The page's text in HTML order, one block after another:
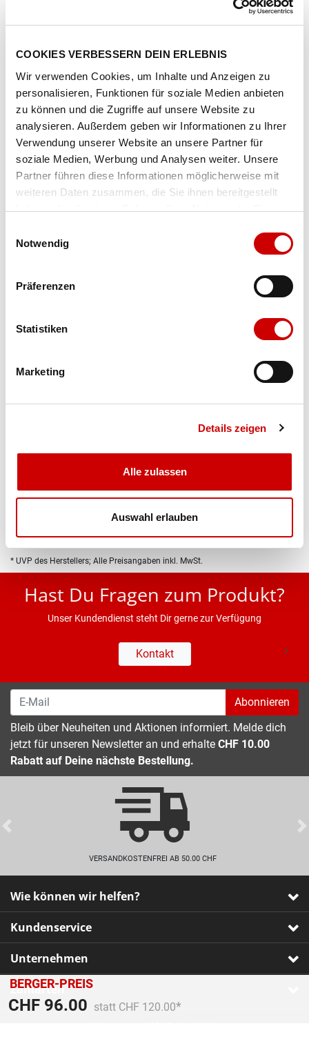
COOKIES VERBESSERN DEIN ERLEBNIS
Wir verwenden Cookies, um Inhalte und Anzeigen zu
personalisieren, Funktionen für soziale Medien anbieten
zu können und die Zugriffe auf unsere Website zu
analysieren. Außerdem geben wir Informationen zu Ihrer
Verwendung unserer Website an unsere Partner für
soziale Medien, Werbung und Analysen weiter. Unsere
Partner führen diese Informationen möglicherweise mit
weiteren Daten zusammen, die Sie ihnen bereitgestellt
haben oder die sie im Rahmen Ihrer Nutzung der Dienste
Notwendig
Präferenzen
Statistiken
Marketing
Details zeigen
Alle zulassen
Auswahl erlauben
Artikel-Nr.288846-petrol-blue-mint-green
Farbe petrol blue/mint green
BERGER-PREIS
CHF 96.00 Preis reduziert von
statt CHF 120.00
An
IN DEN WARENKORB
Bis 17:00 Uhr bestellen: morgen geliefert - ab CHF 50.00
Produktbeschreibung
* UVP des Herstellers; Alle Preisangaben inkl. MwSt.
Hast Du Fragen zum Produkt?
Unser Kundendienst steht Dir gerne zur Verfügung
Kontakt
Abonnieren
Bleib über Neuheiten und Aktionen informiert. Melde dich
jetzt für unseren Newsletter an und erhalte CHF 10.00
Rabatt auf Deine nächste Bestellung.
VERSANDKOSTENFREI AB 50.00 CHF
Previous
Wie können wir helfen?
Kundenservice
Unternehmen
Zahlarten